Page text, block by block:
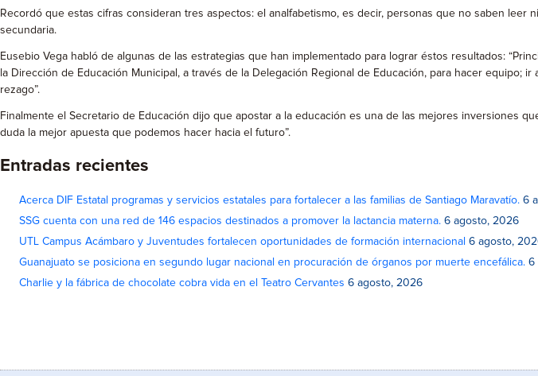
Recordó que estas cifras consideran tres aspectos: el analfabetismo, es decir, personas que no saben
secundaria.
Eusebio Vega habló de algunas de las estrategias que han implementado para lograr éstos resultados:
la Dirección de Educación Municipal, a través de la Delegación Regional de Educación, para hacer
rezago”.
Finalmente el Secretario de Educación dijo que apostar a la educación es una de las mejores inversiones
duda la mejor apuesta que podemos hacer hacia el futuro”.
Entradas recientes
Acerca DIF Estatal programas y servicios estatales para fortalecer a las familias de Santiago Maravatío. 6
SSG cuenta con una red de 146 espacios destinados a promover la lactancia materna. 6 agosto, 2026
UTL Campus Acámbaro y Juventudes fortalecen oportunidades de formación internacional 6 agosto,
Guanajuato se posiciona en segundo lugar nacional en procuración de órganos por muerte encefálica. 6
Charlie y la fábrica de chocolate cobra vida en el Teatro Cervantes 6 agosto, 2026